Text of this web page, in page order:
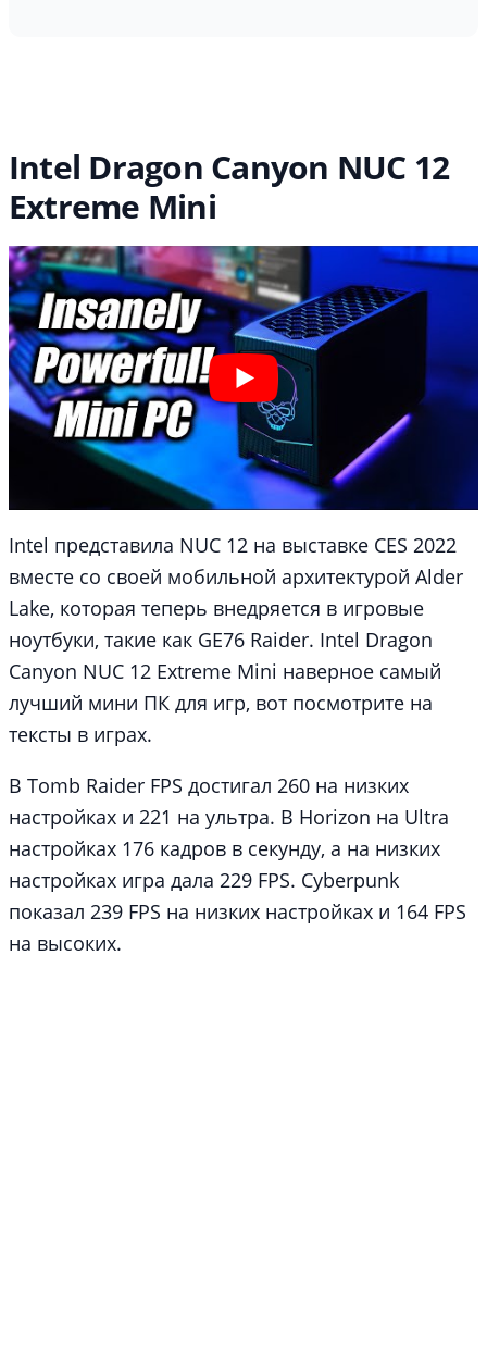
Intel Dragon Canyon NUC 12
Extreme Mini
Intel представила NUC 12 на выставке CES 2022
вместе со своей мобильной архитектурой Alder
Lake, которая теперь внедряется в игровые
ноутбуки, такие как GE76 Raider. Intel Dragon
Canyon NUC 12 Extreme Mini наверное самый
лучший мини ПК для игр, вот посмотрите на
тексты в играх.
В Tomb Raider FPS достигал 260 на низких
настройках и 221 на ультра. В Horizon на Ultra
настройках 176 кадров в секунду, а на низких
настройках игра дала 229 FPS. Cyberpunk
показал 239 FPS на низких настройках и 164 FPS
на высоких.